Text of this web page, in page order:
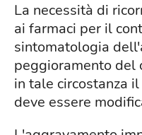
La necessità di
ai farmaci per il
sintomatologia
peggioramento
in tale circostanza
deve essere